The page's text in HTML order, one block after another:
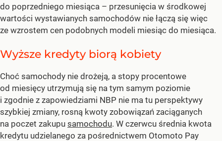
do poprzedniego miesiąca – przesunięcia w środkowej
wartości wystawianych samochodów nie łączą się więc
ze wzrostem cen podobnych modeli miesiąc do miesiąca.
Wyższe kredyty biorą kobiety
Choć samochody nie drożeją, a stopy procentowe
od miesięcy utrzymują się na tym samym poziomie
i zgodnie z zapowiedziami NBP nie ma tu perspektywy
szybkiej zmiany, rosną kwoty zobowiązań zaciąganych
na poczet zakupu samochodu. W czerwcu średnia kwota
kredytu udzielanego za pośrednictwem Otomoto Pay